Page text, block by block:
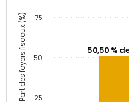
Part des foyers fiscaux (%) 50,50 %
25
50
75